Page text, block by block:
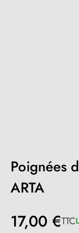
Poignées
ARTA
17,00 €TTC